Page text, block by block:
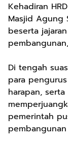
Kehadiran
Masjid Agung
beserta
Di tengah
para
harapan,
pemerintah